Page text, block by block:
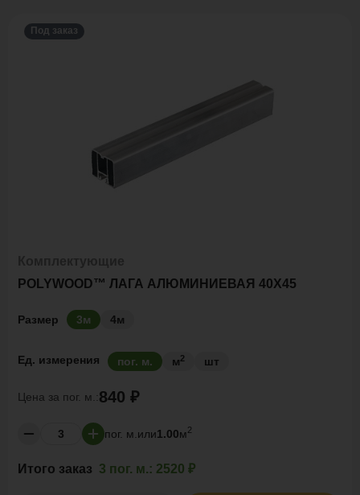
Под заказ
POLYWOOD™ ЛАГА АЛЮМИНИЕВАЯ 40Х45
Размер 3м 4м
Ед. измерения пог. м. м2 шт
Цена за пог. м.:840 ₽
пог. м. или1.00м2
Итого заказ 3 пог. м.: 2520 ₽